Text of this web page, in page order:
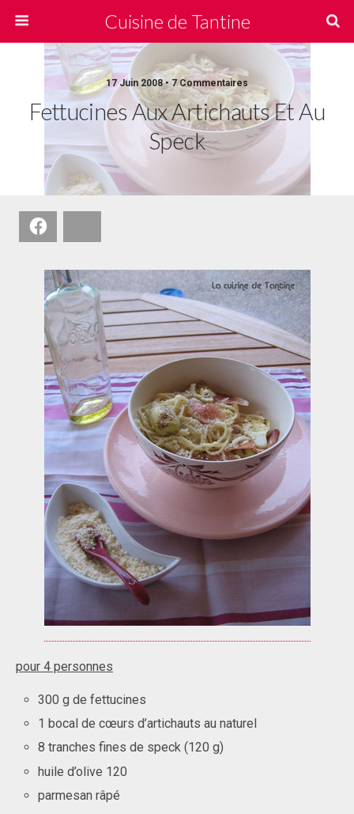
Cuisine de Tantine
17 Juin 2008 • 7 Commentaires
Fettucines Aux Artichauts Et Au
Speck
pour 4 personnes
300 g de fettucines
1 bocal de cœurs d’artichauts au naturel
8 tranches fines de speck (120 g)
huile d’olive 120
parmesan râpé